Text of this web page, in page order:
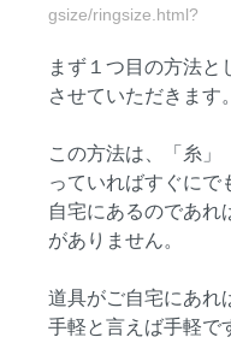
gsize/ringsize.html?
まず１つ目の方法と
させていただきます。
この方法は、「糸」
っていればすぐにで
自宅にあるのであれ
がありません。
道具がご自宅にあれ
手軽と言えば手軽で